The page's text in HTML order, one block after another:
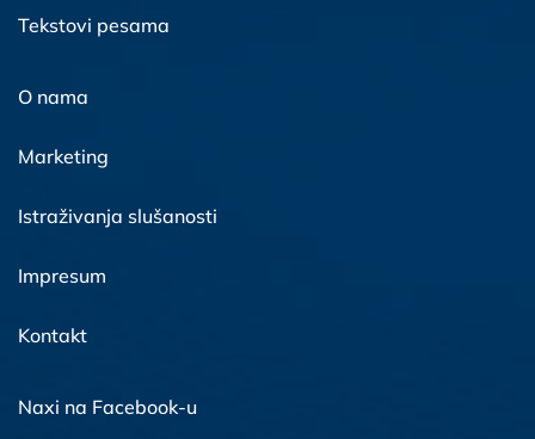
Tekstovi pesama
O nama
Marketing
Istraživanja slušanosti
Impresum
Kontakt
Naxi na Facebook-u